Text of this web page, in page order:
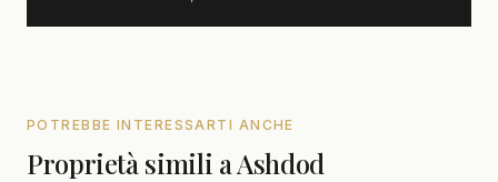
POTREBBE INTERESSARTI ANCHE
Proprietà simili a Ashdod